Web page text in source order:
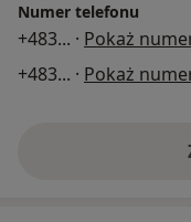
Numer telefonu
+483... · Pokaż
+483... · Pokaż